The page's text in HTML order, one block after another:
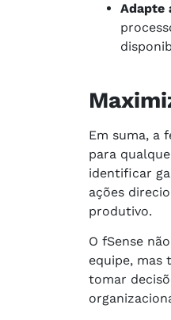
Adapte
Em suma, a
para
identificar
ações
produtivo.
O fSense
equipe, mas
tomar